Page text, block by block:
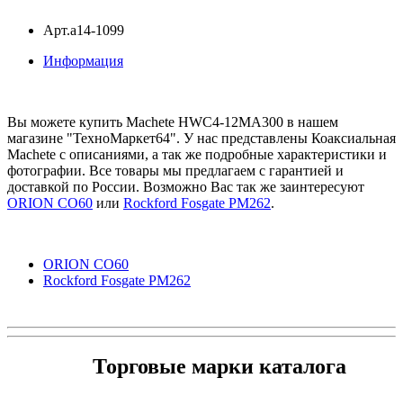
Арт.a14-1099
Информация
Вы можете купить Machete HWC4-12MA300 в нашем
магазине "ТехноМаркет64". У нас представлены Коаксиальная
Machete с описаниями, а так же подробные характеристики и
фотографии. Все товары мы предлагаем с гарантией и
доставкой по России. Возможно Вас так же заинтересуют
ORION CO60 или Rockford Fosgate PM262.
ORION CO60
Rockford Fosgate PM262
Торговые марки каталога